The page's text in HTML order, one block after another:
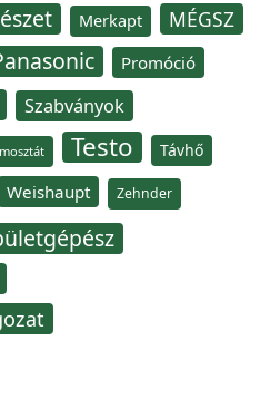
Merkapt MÉGSZ
Promóció
Szabványok
Testo Távhő
Weishaupt Zehnder